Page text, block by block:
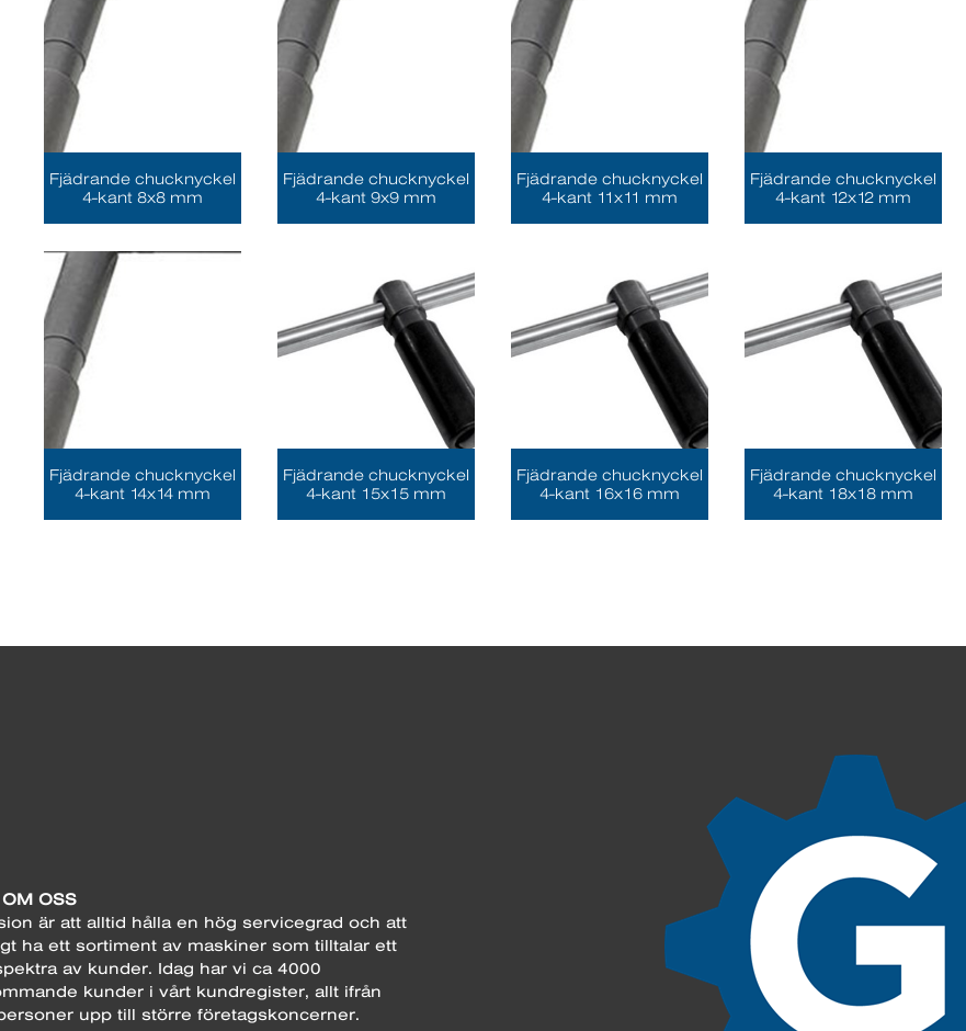
Fjädrande chucknyckel
4-kant 8x8 mm
Fjädrande chucknyckel
4-kant 9x9 mm
Fjädrande chucknyckel
4-kant 11x11 mm
Fjädrande chucknyckel
4-kant 12x12 mm
Fjädrande chucknyckel
4-kant 14x14 mm
Fjädrande chucknyckel
4-kant 15x15 mm
Fjädrande chucknyckel
4-kant 16x16 mm
Fjädrande chucknyckel
4-kant 18x18 mm
OM OSS
är att alltid hålla en hög servicegrad och att
ha ett sortiment av maskiner som tilltalar ett
av kunder. Idag har vi ca 4000
kunder i vårt kundregister, allt ifrån
upp till större företagskoncerner.